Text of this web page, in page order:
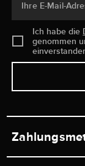
Ihre E-Mail-
Ich habe die
genommen